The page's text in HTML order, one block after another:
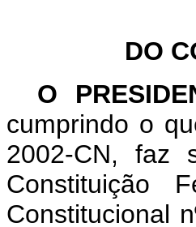
DO
O
cumprindo o
2002-CN,
Constituição
Constitucional